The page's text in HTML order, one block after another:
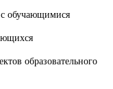
обучающимися
образовательного